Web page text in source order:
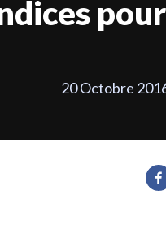
20 Octobre